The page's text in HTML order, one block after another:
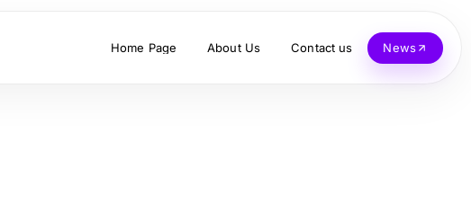
Home Page About Us Contact us News